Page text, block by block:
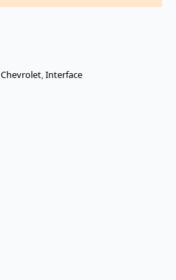
Chevrolet,Interface